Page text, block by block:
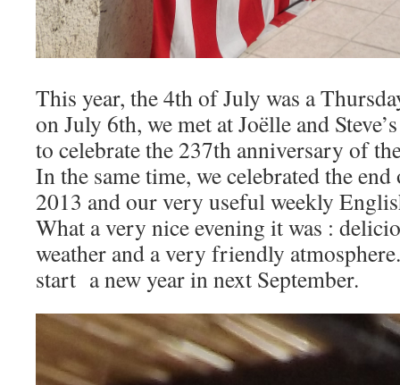
This year, the 4th of July was a
on July 6th, we met at Joëlle and
to celebrate the 237th anniversary of
In the same time, we celebrated the
2013 and our very useful weekly
What a very nice evening it was :
weather and a very friendly
start a new year in next September.